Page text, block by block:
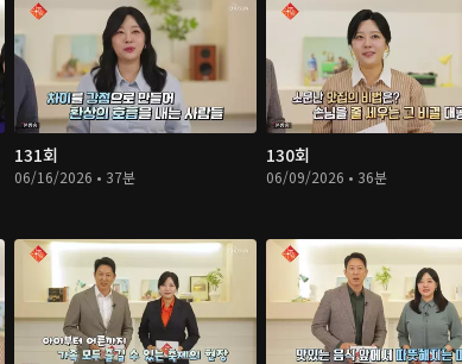
131회
06/16/2026 • 37분
130회
06/09/2026 • 36분